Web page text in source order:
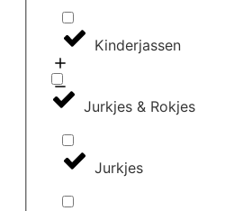
Kinderjassen
Jurkjes & Rokjes
Jurkjes